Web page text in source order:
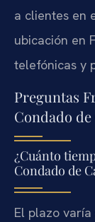
a clientes en
ubicación en
telefónicas y
Preguntas
Condado
¿Cuánto
Condado de
El plazo